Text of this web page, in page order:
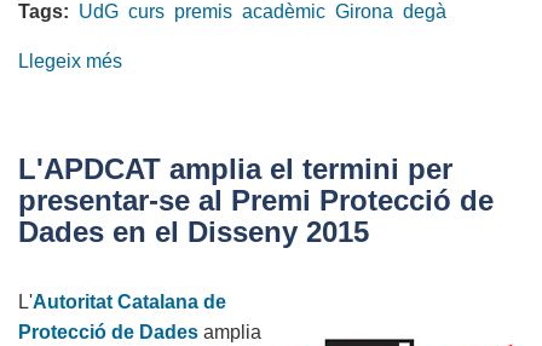
Tags: UdG curs premis acadèmic Girona degà
Llegeix més
la
inauguració
del
acadèmic
i
L'APDCAT amplia el termini per
presentar-se al Premi Protecció de
Dades en el Disseny 2015
L'Autoritat Catalana de
Protecció de Dades amplia